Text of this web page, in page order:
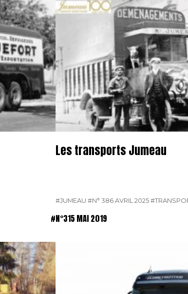
Les transports Jumeau
#JUMEAU #N° 386 AVRIL 2025
#N°315 MAI 2019